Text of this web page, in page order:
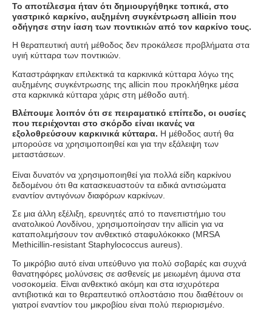
Το αποτέλεσμα ήταν ότι δημιουργήθηκε τοπικά, στο
γαστρικό καρκίνο, αυξημένη συγκέντρωση allicin που
οδήγησε στην ίαση των ποντικιών από τον καρκίνο τους.
Η θεραπευτική αυτή μέθοδος δεν προκάλεσε προβλήματα στα
υγιή κύτταρα των ποντικιών.
Καταστράφηκαν επιλεκτικά τα καρκινικά κύτταρα λόγω της
αυξημένης συγκέντρωσης της allicin που προκλήθηκε μέσα
στα καρκινικά κύτταρα χάρις στη μέθοδο αυτή.
Βλέπουμε λοιπόν ότι σε πειραματικό επίπεδο, οι ουσίες
που περιέχονται στο σκόρδο είναι ικανές να
εξολοθρεύσουν καρκινικά κύτταρα. Η μέθοδος αυτή θα
μπορούσε να χρησιμοποιηθεί και για την εξάλειψη των
μεταστάσεων.
Είναι δυνατόν να χρησιμοποιηθεί για πολλά είδη καρκίνου
δεδομένου ότι θα κατασκευαστούν τα ειδικά αντισώματα
εναντίον αντιγόνων διαφόρων καρκίνων.
Σε μια άλλη εξέλιξη, ερευνητές από το πανεπιστήμιο του
ανατολικού Λονδίνου, χρησιμοποίησαν την allicin για να
καταπολεμήσουν τον ανθεκτικό σταφυλόκοκκο (MRSA
Methicillin-resistant Staphylococcus aureus).
Το μικρόβιο αυτό είναι υπεύθυνο για πολύ σοβαρές και συχνά
θανατηφόρες μολύνσεις σε ασθενείς με μειωμένη άμυνα στα
νοσοκομεία. Είναι ανθεκτικό ακόμη και στα ισχυρότερα
αντιβιοτικά και το θεραπευτικό οπλοστάσιο που διαθέτουν οι
γιατροί εναντίον του μικροβίου είναι πολύ περιορισμένο.